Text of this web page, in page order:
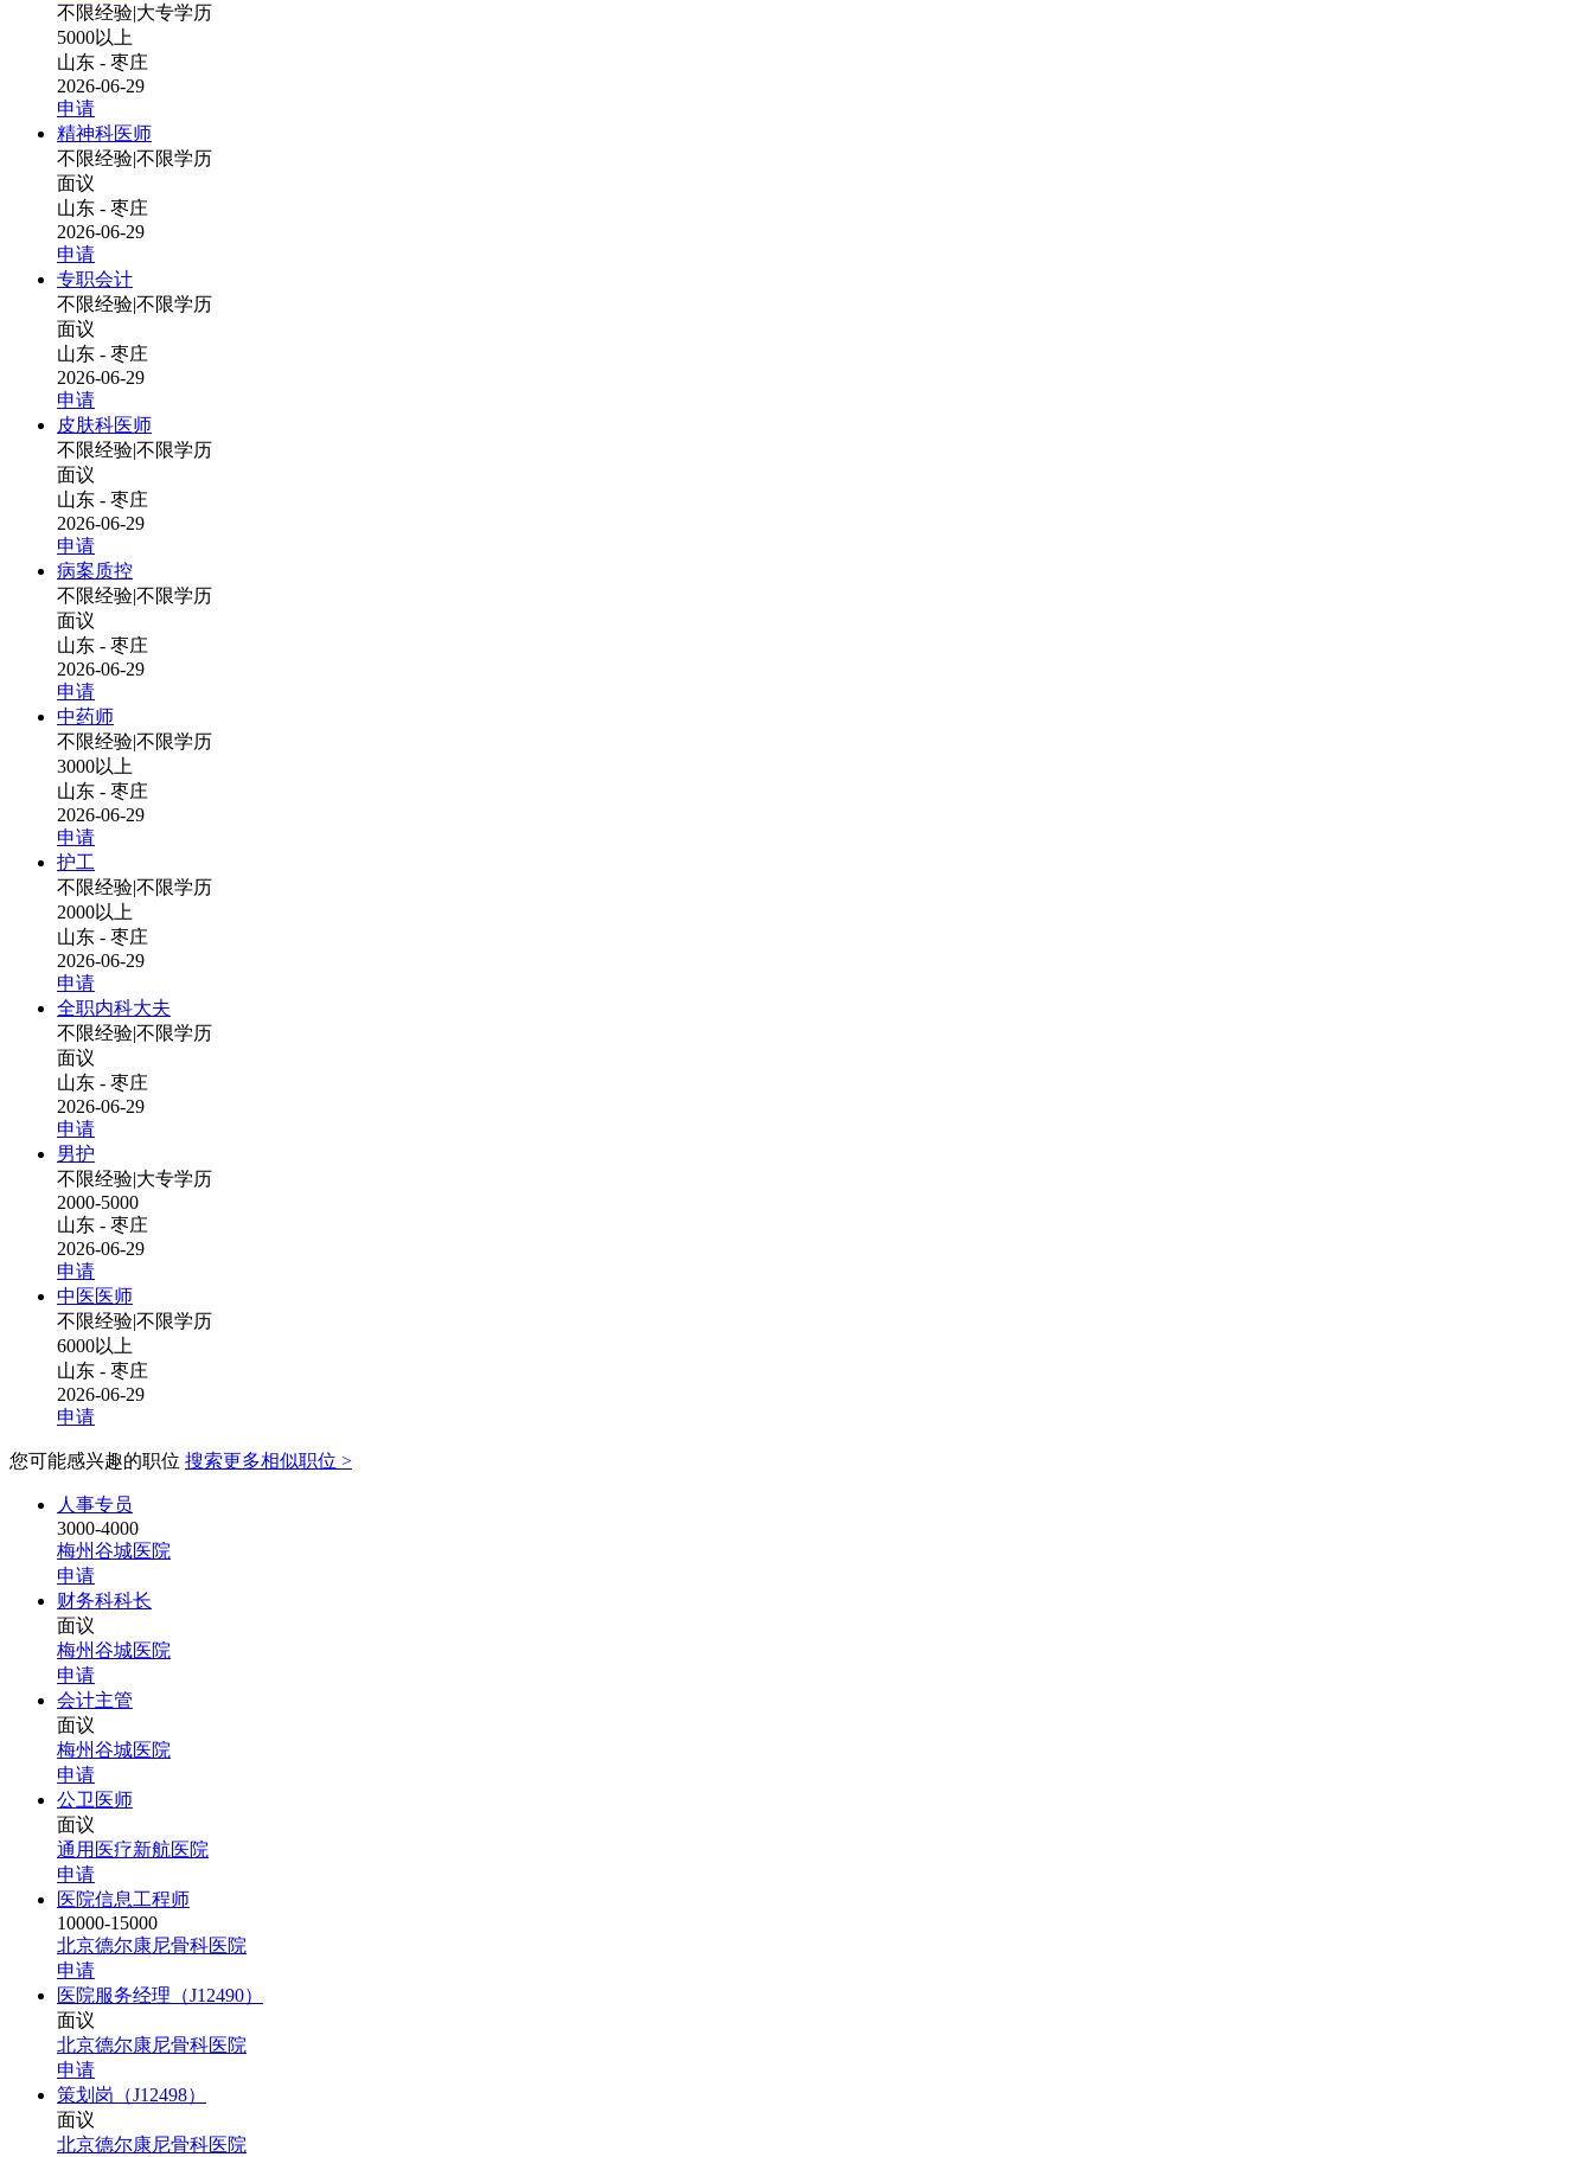
不限经验|大专学历
5000以上
山东 - 枣庄
2026-06-29
申请
精神科医师
不限经验|不限学历
面议
山东 - 枣庄
2026-06-29
申请
专职会计
不限经验|不限学历
面议
山东 - 枣庄
2026-06-29
申请
皮肤科医师
不限经验|不限学历
面议
山东 - 枣庄
2026-06-29
申请
病案质控
不限经验|不限学历
面议
山东 - 枣庄
2026-06-29
申请
中药师
不限经验|不限学历
3000以上
山东 - 枣庄
2026-06-29
申请
护工
不限经验|不限学历
2000以上
山东 - 枣庄
2026-06-29
申请
全职内科大夫
不限经验|不限学历
面议
山东 - 枣庄
2026-06-29
申请
男护
不限经验|大专学历
2000-5000
山东 - 枣庄
2026-06-29
申请
中医医师
不限经验|不限学历
6000以上
山东 - 枣庄
2026-06-29
申请
您可能感兴趣的职位 搜索更多相似职位 >
人事专员
3000-4000
梅州谷城医院
申请
财务科科长
面议
梅州谷城医院
申请
会计主管
面议
梅州谷城医院
申请
公卫医师
面议
通用医疗新航医院
申请
医院信息工程师
10000-15000
北京德尔康尼骨科医院
申请
医院服务经理（J12490）
面议
北京德尔康尼骨科医院
申请
策划岗（J12498）
面议
北京德尔康尼骨科医院